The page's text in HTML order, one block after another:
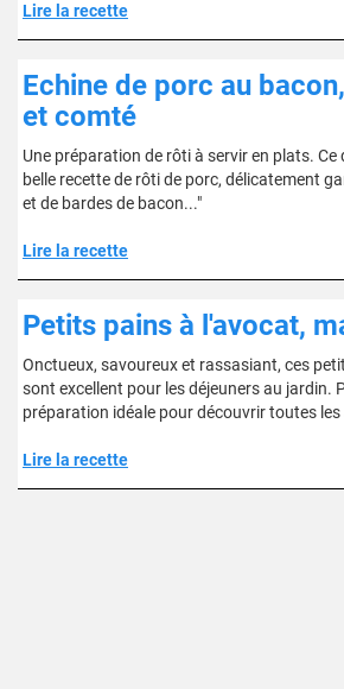
Lire la recette
Echine de porc au
et comté
Une préparation de rôti à servir en plats. Ce
belle recette de rôti de porc, délicatement
et de bardes de bacon..."
Lire la recette
Petits pains à l'avocat,
Onctueux, savoureux et rassasiant, ces
sont excellent pour les déjeuners au jardin.
préparation idéale pour découvrir toutes
Lire la recette